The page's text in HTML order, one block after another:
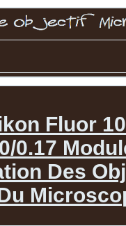
Fluor
0.17
Des